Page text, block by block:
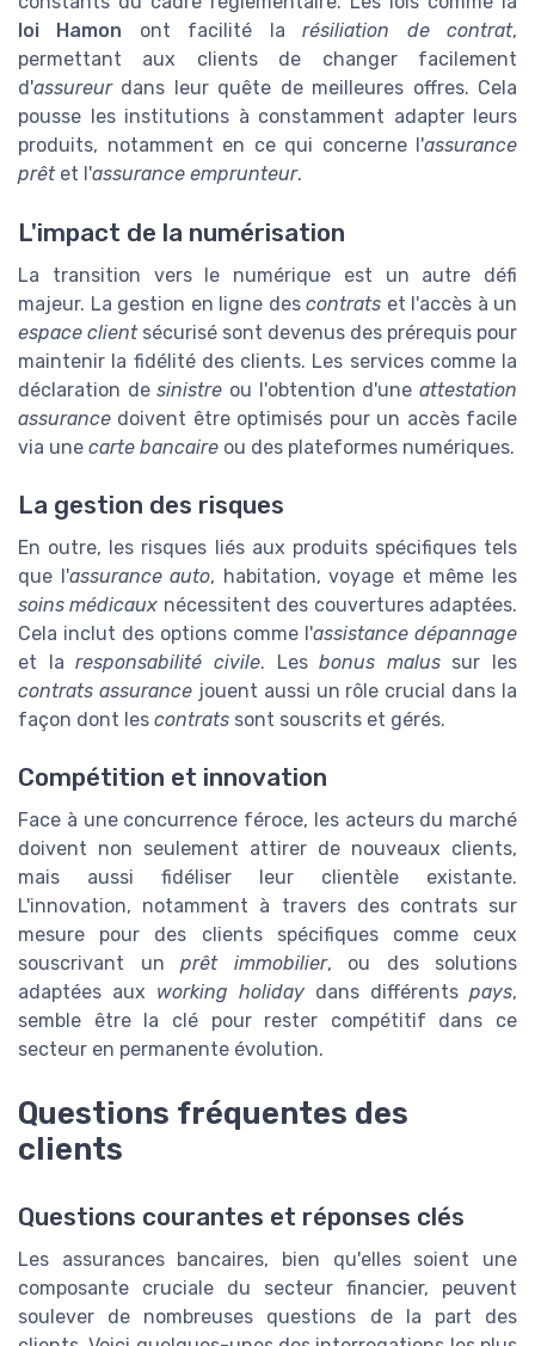
loi Hamon ont facilité larésiliation de contrat,
permettant aux clients de changer facilement
d'assureurdans leur quête de meilleures offres. Cela
pousse les institutions à constamment adapter leurs
produits, notamment en ce qui concerne l'assurance
prêtet l'assurance emprunteur.
L'impact de la numérisation
La transition vers le numérique est un autre défi
majeur. La gestion en ligne des contrats et l'accès à un
espace clientsécurisé sont devenus des prérequis pour
maintenir la fidélité des clients. Les services comme la
déclaration desinistre ou l'obtention d'uneattestation
assurance doivent être optimisés pour un accès facile
via une carte bancaire ou des plateformes numériques.
La gestion des risques
En outre, les risques liés aux produits spécifiques tels
que l'assurance auto, habitation, voyage et même les
soins médicaux nécessitent des couvertures adaptées.
Cela inclut des options comme l'assistance dépannage
et laresponsabilité civile. Lesbonus malussur les
contrats assurancejouent aussi un rôle crucial dans la
façon dont les contrats sont souscrits et gérés.
Compétition et innovation
Face à une concurrence féroce, les acteurs du marché
doivent non seulement attirer de nouveaux clients,
mais aussi fidéliser leur clientèle existante.
L'innovation, notamment à travers des contrats sur
mesure pour des clients spécifiques comme ceux
souscrivant un prêt immobilier, ou des solutions
adaptées aux working holiday dans différents pays,
semble être la clé pour rester compétitif dans ce
secteur en permanente évolution.
Questions fréquentes des
clients
Questions courantes et réponses clés
Les assurances bancaires, bien qu'elles soient une
composante cruciale du secteur financier, peuvent
soulever de nombreuses questions de la part des